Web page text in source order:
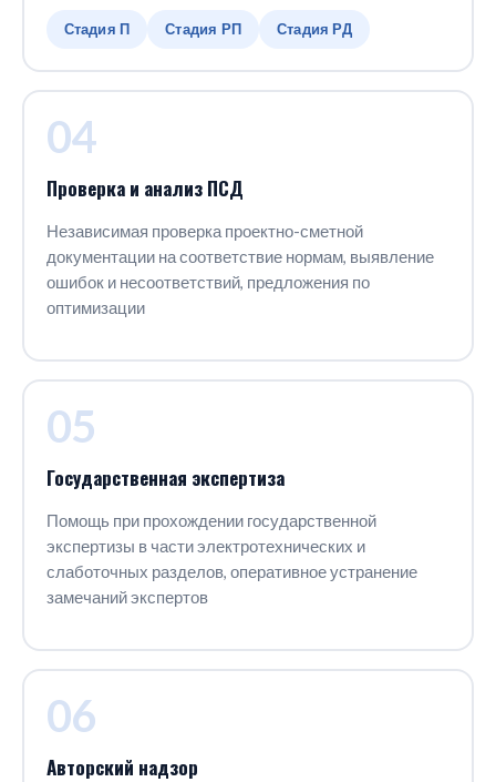
Стадия П Стадия РП Стадия РД
04
Проверка и анализ ПСД
Независимая проверка проектно-сметной
документации на соответствие нормам, выявление
ошибок и несоответствий, предложения по
оптимизации
05
Государственная экспертиза
Помощь при прохождении государственной
экспертизы в части электротехнических и
слаботочных разделов, оперативное устранение
замечаний экспертов
06
Авторский надзор